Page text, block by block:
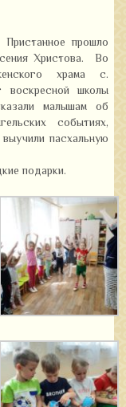
прошло
Христова. Во
храма с.
воскресной школы
малышам об
событиях,
пасхальную
подарки.